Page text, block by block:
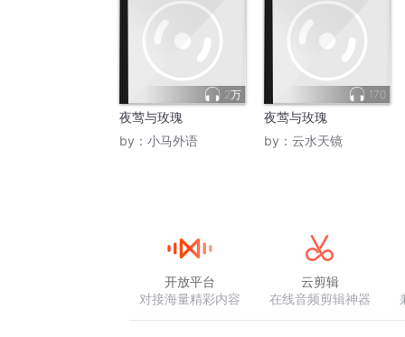
2万
夜莺与玫瑰
by： 小马外语
170
夜莺与玫瑰
by： 云水天镜
开放平台
对接海量精彩内容
云剪辑
在线音频剪辑神器